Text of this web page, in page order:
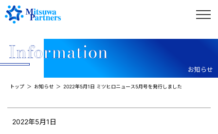
お知らせ
トップ お知らせ 2022年5月1日 ミツヒロニュース5月号を発行しました
2022年5月1日